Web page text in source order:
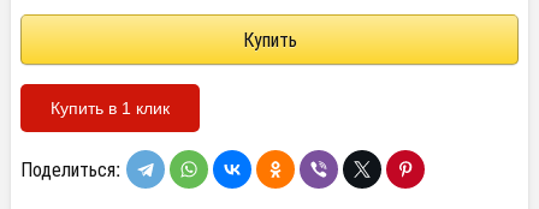
Купить в 1 клик
Поделиться: